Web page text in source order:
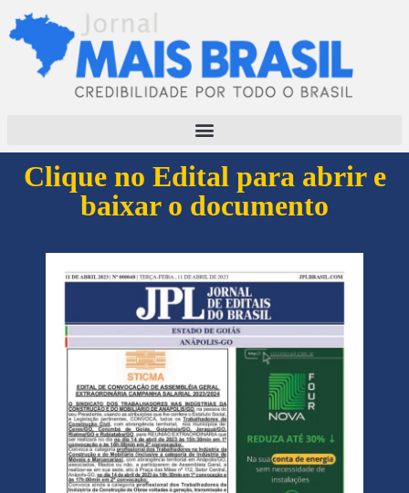
Clique no Edital para abrir e
baixar o documento